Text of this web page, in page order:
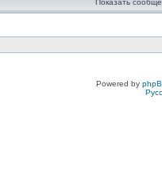
Показать
Powered by